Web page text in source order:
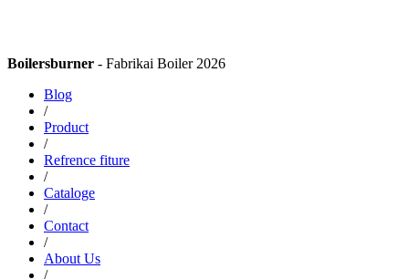
Boilersburner - Fabrikai Boiler 2026
Blog
/
Product
/
Refrence fiture
/
Cataloge
/
Contact
/
About Us
/